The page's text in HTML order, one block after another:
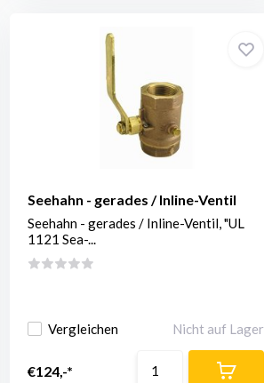
Seehahn - gerades / Inline-Ventil
Seehahn - gerades / Inline-Ventil, "UL
1121 Sea-...
Vergleichen Nicht auf Lager
€124,-*